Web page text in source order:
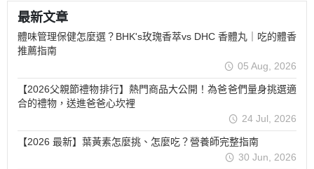
最新文章
體味管理保健怎麼選？BHK's玫瑰香萃vs DHC 香體丸｜吃的體香
推薦指南
05 Aug, 2026
【2026父親節禮物排行】熱門商品大公開！為爸爸們量身挑選適
合的禮物，送進爸爸心坎裡
24 Jul, 2026
【2026 最新】葉黃素怎麼挑、怎麼吃？營養師完整指南
30 Jun, 2026